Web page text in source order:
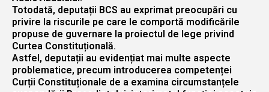
Totodată, deputații BCS au exprimat preocupări cu
privire la riscurile pe care le comportă modificările
propuse de guvernare la proiectul de lege privind
Curtea Constituțională.
Astfel, deputații au evidențiat mai multe aspecte
problematice, precum introducerea competenței
Curții Constituționale de a examina circumstanțele